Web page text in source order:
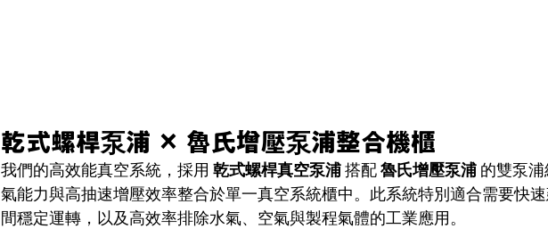
乾式螺桿泵浦 × 魯氏增壓泵浦整合機櫃
我們的高效能真空系統，採用 乾式螺桿真空泵浦 搭配 魯氏增壓泵浦 的雙泵
氣能力與高抽速增壓效率整合於單一真空系統櫃中。此系統特別適合需要快
間穩定運轉，以及高效率排除水氣、空氣與製程氣體的工業應用。